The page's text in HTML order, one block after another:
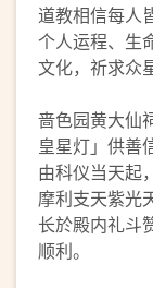
道教相信每人
个人运程、生
文化，祈求众
啬色园黄大仙
皇星灯」供善
由科仪当天起
摩利支天紫光
长於殿内礼斗
顺利。